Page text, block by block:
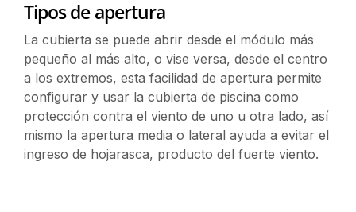
Tipos de apertura
La cubierta se puede abrir desde el módulo más
pequeño al más alto, o vise versa, desde el centro
a los extremos, esta facilidad de apertura permite
configurar y usar la cubierta de piscina como
protección contra el viento de uno u otra lado, así
mismo la apertura media o lateral ayuda a evitar el
ingreso de hojarasca, producto del fuerte viento.